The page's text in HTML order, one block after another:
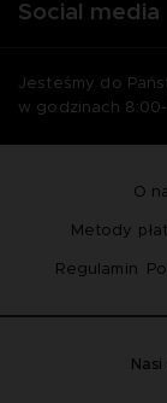
Social media
Jesteśmy do
w godzinach 8:00-
O
Metody
Regulamin